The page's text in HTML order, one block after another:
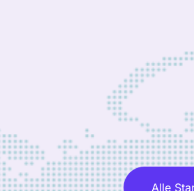
Alle